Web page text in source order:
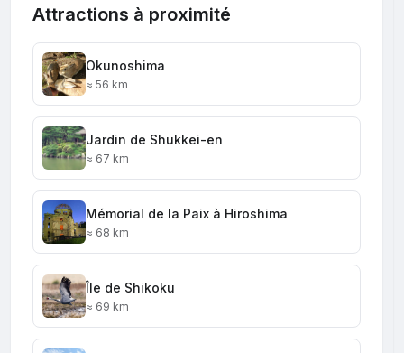
Attractions à proximité
Okunoshima
≈ 56 km
Jardin de Shukkei-en
≈ 67 km
Mémorial de la Paix à Hiroshima
≈ 68 km
Île de Shikoku
≈ 69 km